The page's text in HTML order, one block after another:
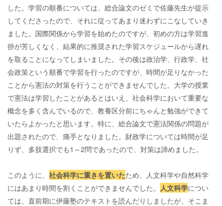
した。学習の順番については、総合論文のゼミで佐藤先生が提示
してくださったので、それに従ってあまり迷わずにこなしていき
ました。国際関係から学習を始めたのですが、初めの方は学習進
捗が芳しくなく、結果的に推奨された学習スケジュールから遅れ
を取ることになってしまいました。その後は政治学、行政学、社
会政策という順番で学習を行ったのですが、時間が足りなかった
ことから憲法の対策を行うことができませんでした。大学の授業
で憲法は学習したことがあるとはいえ、社会科学において重要な
概念を多く含んでいるので、教養区分前にちゃんと勉強ができて
いたらよかったと思います。特に、総合論文で憲法関係の問題が
出題されたので、痛手となりました。財政学については時間が足
りず、多肢選択でも1～2問であったので、対策は諦めました。
このように、 社会科学に重きを置いたため、人文科学や自然科学
にはあまり時間を割くことができませんでした。
人文科学につい
ては、直前期に伊藤塾のテキストを読んだりしましたが、そこま